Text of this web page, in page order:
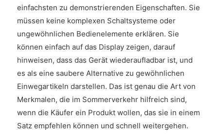
einfachsten zu demonstrierenden Eigenschaften. Sie
müssen keine komplexen Schaltsysteme oder
ungewöhnlichen Bedienelemente erklären. Sie
können einfach auf das Display zeigen, darauf
hinweisen, dass das Gerät wiederaufladbar ist, und
es als eine saubere Alternative zu gewöhnlichen
Einwegartikeln darstellen. Das ist genau die Art von
Merkmalen, die im Sommerverkehr hilfreich sind,
wenn die Käufer ein Produkt wollen, das sie in einem
Satz empfehlen können und schnell weitergehen.